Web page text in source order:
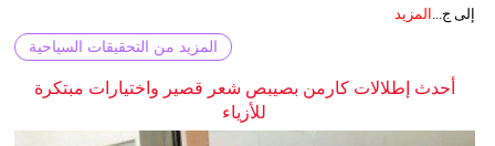
إلى ج... المزيد
المزيد من التحقيقات السياحية
أحدث إطلالات كارمن بصيبص شعر قصير واختيارات مبتكرة
للأزياء